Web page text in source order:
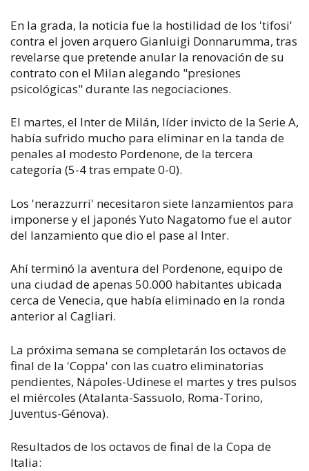
En la grada, la noticia fue la hostilidad de los 'tifosi'
contra el joven arquero Gianluigi Donnarumma, tras
revelarse que pretende anular la renovación de su
contrato con el Milan alegando "presiones
psicológicas" durante las negociaciones.
El martes, el Inter de Milán, líder invicto de la Serie A,
había sufrido mucho para eliminar en la tanda de
penales al modesto Pordenone, de la tercera
categoría (5-4 tras empate 0-0).
Los 'nerazzurri' necesitaron siete lanzamientos para
imponerse y el japonés Yuto Nagatomo fue el autor
del lanzamiento que dio el pase al Inter.
Ahí terminó la aventura del Pordenone, equipo de
una ciudad de apenas 50.000 habitantes ubicada
cerca de Venecia, que había eliminado en la ronda
anterior al Cagliari.
La próxima semana se completarán los octavos de
final de la 'Coppa' con las cuatro eliminatorias
pendientes, Nápoles-Udinese el martes y tres pulsos
el miércoles (Atalanta-Sassuolo, Roma-Torino,
Juventus-Génova).
Resultados de los octavos de final de la Copa de
Italia: